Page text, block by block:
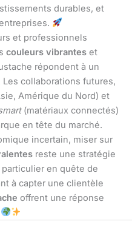
durables, et
et professionnels
couleurs vibrantes et
répondent à un
collaborations futures,
Amérique du Nord) et
(matériaux connectés)
en tête du marché.
incertain, miser sur
reste une stratégie
en quête de
à capter une clientèle
offrent une réponse